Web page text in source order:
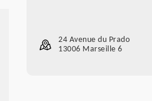
24 Avenue du Prado
13006 Marseille 6